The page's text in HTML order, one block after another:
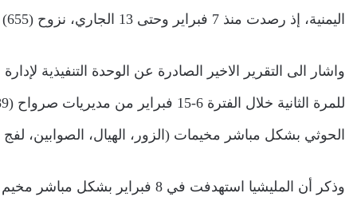
اليمنية، إذ رصدت منذ 7 فبراير وحتى 13 الجاري، نزوح (655) أسرة يمنية يشكلون قرابة (3,930) شخصا.
الحوثي بشكل مباشر مخيمات (الزور، الهيال، الصوابين،
وذكر أن المليشيا استهدفت في 8